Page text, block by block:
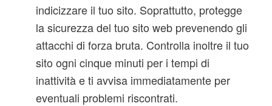
indicizzare il tuo sito. Soprattutto, protegge
la sicurezza del tuo sito web prevenendo gli
attacchi di forza bruta. Controlla inoltre il tuo
sito ogni cinque minuti per i tempi di
inattività e ti avvisa immediatamente per
eventuali problemi riscontrati.